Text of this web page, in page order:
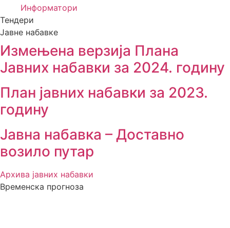
Информатори
Тендери
Јавне набавке
Измењенa верзијa Плана
Јавних набавки за 2024. годину
План јавних набавки за 2023.
годину
Јавна набавка – Доставно
возило путар
Архива јавних набавки
Временска прогноза